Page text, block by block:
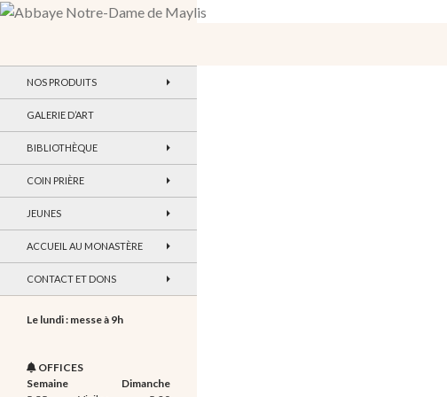
NOS PRODUITS
GALERIE D’ART
BIBLIOTHÈQUE
COIN PRIÈRE
JEUNES
ACCUEIL AU MONASTÈRE
CONTACT ET DONS
Le lundi : messe à 9h
OFFICES
Semaine
Dimanche